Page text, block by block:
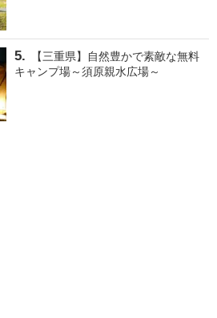
【三重県】自然豊かで素敵な無料
キャンプ場～須原親水広場～